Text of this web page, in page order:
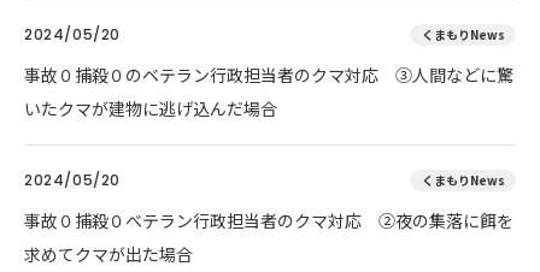
2024/05/20 くまもりNews
事故０捕殺０のベテラン行政担当者のクマ対応 ③人間などに驚
いたクマが建物に逃げ込んだ場合
2024/05/20 くまもりNews
事故０捕殺０ベテラン行政担当者のクマ対応 ②夜の集落に餌を
求めてクマが出た場合